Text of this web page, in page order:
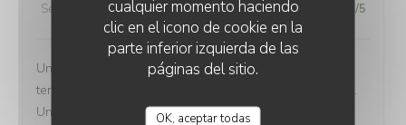
cualquier momento haciendo
clic en el icono de cookie en la
parte inferior izquierda de las
páginas del sitio.
OK, aceptar todas
Servicio
/5 Ambiente: 4/5 Menú:5/5 Calidad / Precio 4/5
Une équipe très à l'écoute, souriante et efficace... Une
terrasse où il fait bon vivre et une salle climatisée aussi.
Une carte de bières très variée et une restauration de